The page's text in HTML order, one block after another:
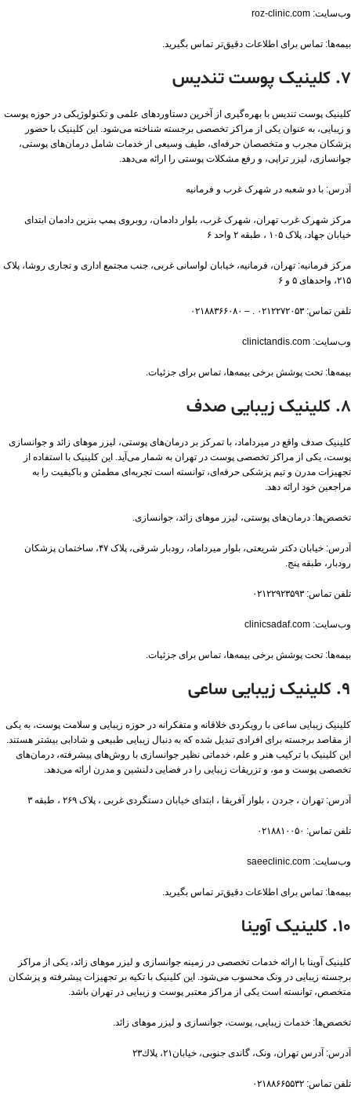
وب‌سایت: roz-clinic.com
بیمه‌ها: تماس برای اطلاعات دقیق‌تر تماس بگیرید.
۷. کلینیک پوست تندیس
کلینیک پوست تندیس با بهره‌گیری از آخرین دستاوردهای علمی و تکنولوژیکی در حوزه پوست
و زیبایی، به عنوان یکی از مراکز تخصصی برجسته شناخته می‌شود. این کلینیک با حضور
پزشکان مجرب و متخصصان حرفه‌ای، طیف وسیعی از خدمات شامل درمان‌های پوستی،
جوانسازی، لیزر تراپی، و رفع مشکلات پوستی را ارائه می‌دهد.
آدرس: با دو شعبه در شهرک غرب و فرمانیه
مرکز شهرک غرب تهران، شهرک غرب، بلوار دادمان، روبروی پمپ بنزین دادمان ابتدای
خیابان جهاد، پلاک ١٠۵ ، طبقه ۲ واحد ۶
مرکز فرمانیه: تهران، فرمانیه، خیابان لواسانی غربی، جنب مجتمع اداری و تجاری روشا، پلاک
۲۱۵، واحدهای ۵ و ۶
تلفن تماس: ۰۲۱۲۲۷۲۰۵۳ . – ٠٢١٨٨٣۶۶٠٨٠
وب‌سایت: clinictandis.com
بیمه‌ها: تحت پوشش برخی بیمه‌ها، تماس برای جزئیات​.
۸. کلینیک زیبایی صدف
کلینیک صدف واقع در میرداماد، با تمرکز بر درمان‌های پوستی، لیزر موهای زائد و جوانسازی
پوست، یکی از مراکز تخصصی پوست در تهران به شمار می‌آید. این کلینیک با استفاده از
تجهیزات مدرن و تیم پزشکی حرفه‌ای، توانسته است تجربه‌ای مطمئن و باکیفیت را به
مراجعین خود ارائه دهد.
تخصص‌ها: درمان‌های پوستی، لیزر موهای زائد، جوانسازی.
آدرس: خیابان دکتر شریعتی، بلوار میرداماد، رودبار شرقی، پلاک ۴۷، ساختمان پزشکان
رودبار، طبقه پنج.
تلفن تماس: ۰۲۱۲۲۹۲۳۵۹۳
وب‌سایت: clinicsadaf.com
بیمه‌ها: تحت پوشش برخی بیمه‌ها، تماس برای جزئیات​.
۹. کلینیک زیبایی ساعی
کلینیک زیبایی ساعی با رویکردی خلاقانه و متفکرانه در حوزه زیبایی و سلامت پوست، به یکی
از مقاصد برجسته برای افرادی تبدیل شده که به دنبال زیبایی طبیعی و شادابی بیشتر هستند.
این کلینیک با ترکیب هنر و علم، خدماتی نظیر جوانسازی با روش‌های پیشرفته، درمان‌های
تخصصی پوست و مو، و تزریقات زیبایی را در فضایی دلنشین و مدرن ارائه می‌دهد.
آدرس: تهران ، جردن ، بلوار آفریقا ، ابتدای خیابان دستگردی غربی ، پلاک ۲۶۹ ، طبقه ۳
تلفن تماس: ۰۲۱۸۸۱۰۰۵۰
وب‌سایت: saeeclinic.com
بیمه‌ها: تماس برای اطلاعات دقیق‌تر تماس بگیرید.
۱۰. کلینیک آوینا
کلینیک آوینا با ارائه خدمات تخصصی در زمینه جوانسازی و لیزر موهای زائد، یکی از مراکز
برجسته زیبایی در ونک محسوب می‌شود. این کلینیک با تکیه بر تجهیزات پیشرفته و پزشکان
متخصص، توانسته است یکی از مراکز معتبر پوست و زیبایی در تهران باشد.
تخصص‌ها: خدمات زیبایی، پوست، جوانسازی و لیزر موهای زائد.
آدرس: آدرس تهران، ونک، گاندى جنوبى، خيابان٢١، پلاك٢٣
تلفن تماس: ۰۲۱۸۸۶۶۵۵۳۲